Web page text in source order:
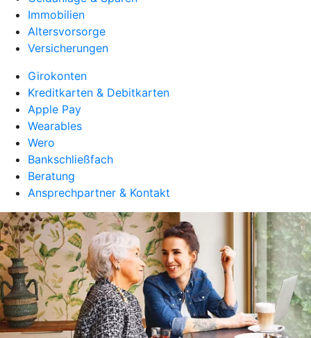
Immobilien
Altersvorsorge
Versicherungen
Girokonten
Kreditkarten & Debitkarten
Apple Pay
Wearables
Wero
Bankschließfach
Beratung
Ansprechpartner & Kontakt